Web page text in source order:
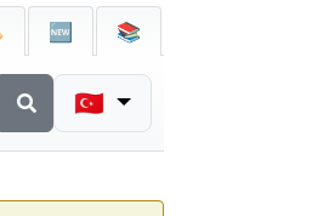
🆕 📚
🇹🇷